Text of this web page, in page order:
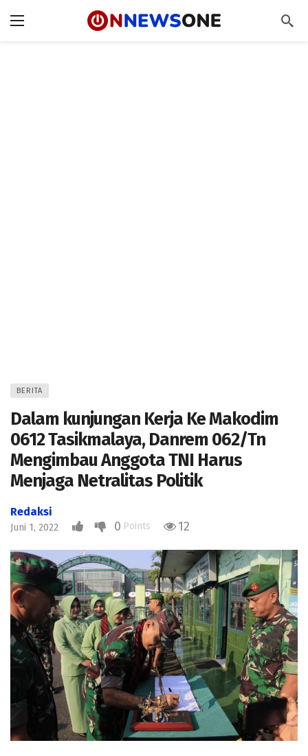
BERITA
Dalam kunjungan Kerja Ke Makodim
0612 Tasikmalaya, Danrem 062/Tn
Mengimbau Anggota TNI Harus
Menjaga Netralitas Politik
Redaksi
Juni 1, 2022 0 Points 12